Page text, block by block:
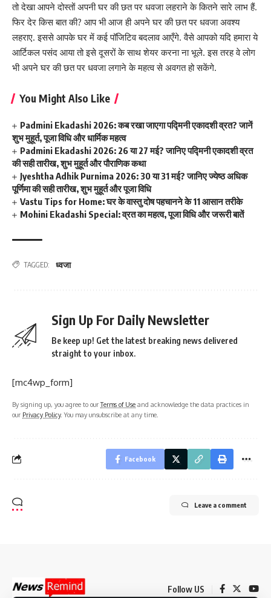
तो देखा आपने दोस्तों अपनी घर की छत पर धवजा लहराने के कितने सारे लाभ हैं.
फिर देर किस बात की? आप भी आज ही अपने घर की छत पर धवजा अवश्य
लहराए. इससे आपके घर में कई पॉजिटिव बदलाव आएँगे. वैसे आपको यदि हमारा ये
आर्टिकल पसंद आया तो इसे दूसरों के साथ शेयर करना ना भूले. इस तरह वे लोग
भी अपने घर की छत पर धवजा लगाने के महत्व से अवगत हो सकेंगे.
You Might Also Like
Padmini Ekadashi 2026: कब रखा जाएगा पद्मिनी एकादशी व्रत? जानें
शुभ मुहूर्त, पूजा विधि और धार्मिक महत्व
Padmini Ekadashi 2026: 26 या 27 मई? जानिए पद्मिनी एकादशी व्रत
की सही तारीख, शुभ मुहूर्त और पौराणिक कथा
Jyeshtha Adhik Purnima 2026: 30 या 31 मई? जानिए ज्येष्ठ अधिक
पूर्णिमा की सही तारीख, शुभ मुहूर्त और पूजा विधि
Vastu Tips for Home: घर के वास्तु दोष पहचानने के 11 आसान तरीके
Mohini Ekadashi Special: व्रत का महत्व, पूजा विधि और जरूरी बातें
TAGGED: ध्वजा
Sign Up For Daily Newsletter
Be keep up! Get the latest breaking news delivered
straight to your inbox.
[mc4wp_form]
By signing up, you agree to ourTerms of Use and acknowledge the data practices in
our Privacy Policy. You may unsubscribe at any time.
Facebook
Leave a comment
Follow US